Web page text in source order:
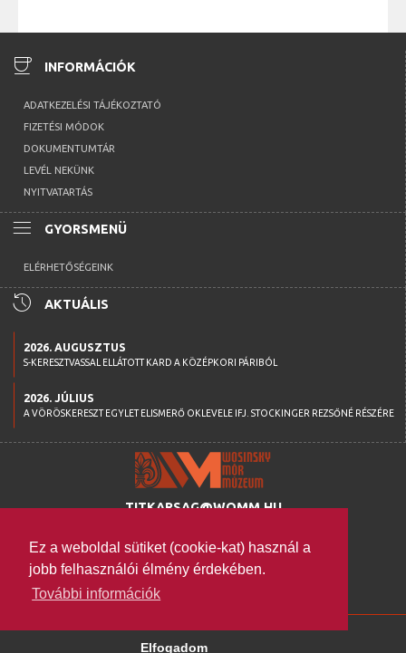
Ez a weboldal sütiket (cookie-kat) használ a
jobb felhasználói élmény érdekében.
További információk
Elfogadom
coffee INFORMÁCIÓK
ADATKEZELÉSI TÁJÉKOZTATÓ
FIZETÉSI MÓDOK
DOKUMENTUMTÁR
LEVÉL NEKÜNK
NYITVATARTÁS
menu GYORSMENÜ
ELÉRHETŐSÉGEINK
history AKTUÁLIS
2026. AUGUSZTUS
S-KERESZTVASSAL ELLÁTOTT KARD A KÖZÉPKORI PÁRIBÓL
2026. JÚLIUS
A VÖRÖSKERESZT EGYLET ELISMERŐ OKLEVELE IFJ. STOCKINGER REZSŐNÉ RÉSZÉRE
TITKARSAG@WOMM.HU
H-7100 SZEKSZÁRD,
SZENT ISTVÁN TÉR 26.
WWW.WOMM.HU
2026 © COPYRIGHT